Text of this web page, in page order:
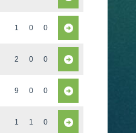
1 0 0
2 0 0
9 0 0
1 1 0